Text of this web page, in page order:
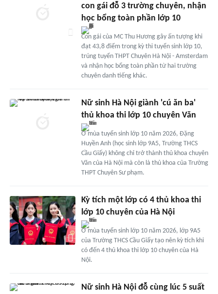
con gái đỗ 3 trường chuyên, nhận
học bổng toàn phần lớp 10
Con gái của MC Thu Hương gây ấn tượng khi
đạt 43,8 điểm trong kỳ thi tuyển sinh lớp 10,
trúng tuyển THPT Chuyên Hà Nội - Amsterdam
và nhận học bổng toàn phần từ hai trường
chuyên danh tiếng khác.
Nữ sinh Hà Nội giành 'cú ăn ba'
thủ khoa thi lớp 10 chuyên Văn
Ở mùa tuyển sinh lớp 10 năm 2026, Đặng
Huyền Anh (học sinh lớp 9A5, Trường THCS
Cầu Giấy) không chỉ trở thành thủ khoa chuyên
Văn của Hà Nội mà còn là thủ khoa của Trường
THPT Chuyên Sư phạm.
Kỳ tích một lớp có 4 thủ khoa thi
lớp 10 chuyên của Hà Nội
Ở mùa tuyển sinh lớp 10 năm 2026, lớp 9A5
của Trường THCS Cầu Giấy tạo nên kỳ tích khi
có đến 4 thủ khoa thi lớp 10 chuyên của Hà
Nội.
Nữ sinh Hà Nội đỗ cùng lúc 5 suất